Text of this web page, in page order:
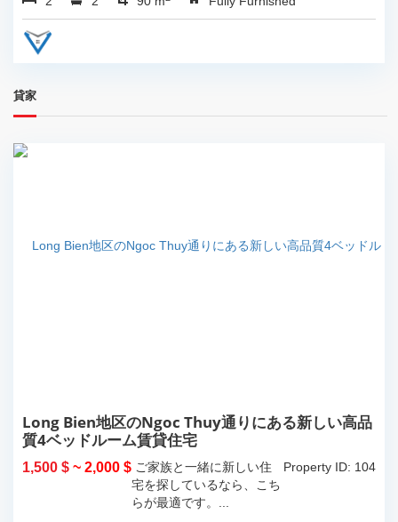
貸家
Long Bien地区のNgoc Thuy通りにある新しい高品
質4ベッドルーム賃貸住宅
1,500 $ ~ 2,000 $ Property ID: 104
ご家族と一緒に新しい住
宅を探しているなら、こち
らが最適です。...